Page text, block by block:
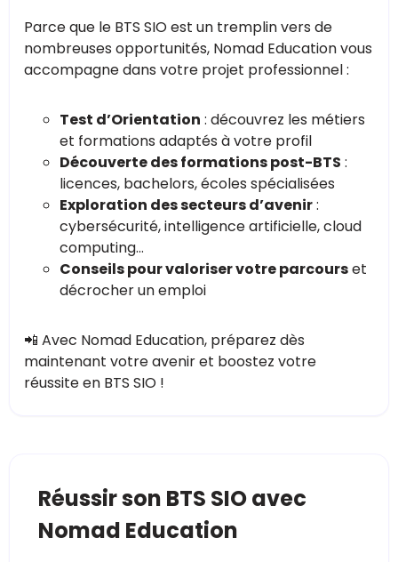
Parce que le BTS SIO est un tremplin vers de
nombreuses opportunités, Nomad Education vous
accompagne dans votre projet professionnel :
Test d’Orientation : découvrez les métiers
et formations adaptés à votre profil
Découverte des formations post-BTS :
licences, bachelors, écoles spécialisées
Exploration des secteurs d’avenir:
cybersécurité, intelligence artificielle, cloud
computing…
Conseils pour valoriser votre parcourset
décrocher un emploi
📲 Avec Nomad Education, préparez dès
maintenant votre avenir et boostez votre
réussite en BTS SIO !
Réussir son BTS SIO avec
Nomad Education